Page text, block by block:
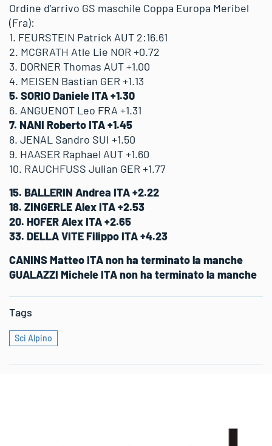
Ordine d’arrivo GS maschile Coppa Europa Meribel
(Fra):
1. FEURSTEIN Patrick AUT 2:16.61
2. MCGRATH Atle Lie NOR +0.72
3. DORNER Thomas AUT +1.00
4. MEISEN Bastian GER +1.13
5. SORIO Daniele ITA +1.30
6. ANGUENOT Leo FRA +1.31
7. NANI Roberto ITA +1.45
8. JENAL Sandro SUI +1.50
9. HAASER Raphael AUT +1.60
10. RAUCHFUSS Julian GER +1.77
15. BALLERIN Andrea ITA +2.22
18. ZINGERLE Alex ITA +2.53
20. HOFER Alex ITA +2.65
33. DELLA VITE Filippo ITA +4.23
CANINS Matteo ITA non ha terminato la manche
GUALAZZI Michele ITA non ha terminato la manche
Tags
Sci Alpino